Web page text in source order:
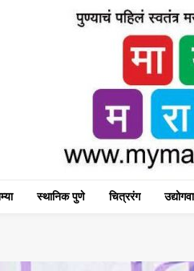
स्थानिक पुणे चित्ररंग